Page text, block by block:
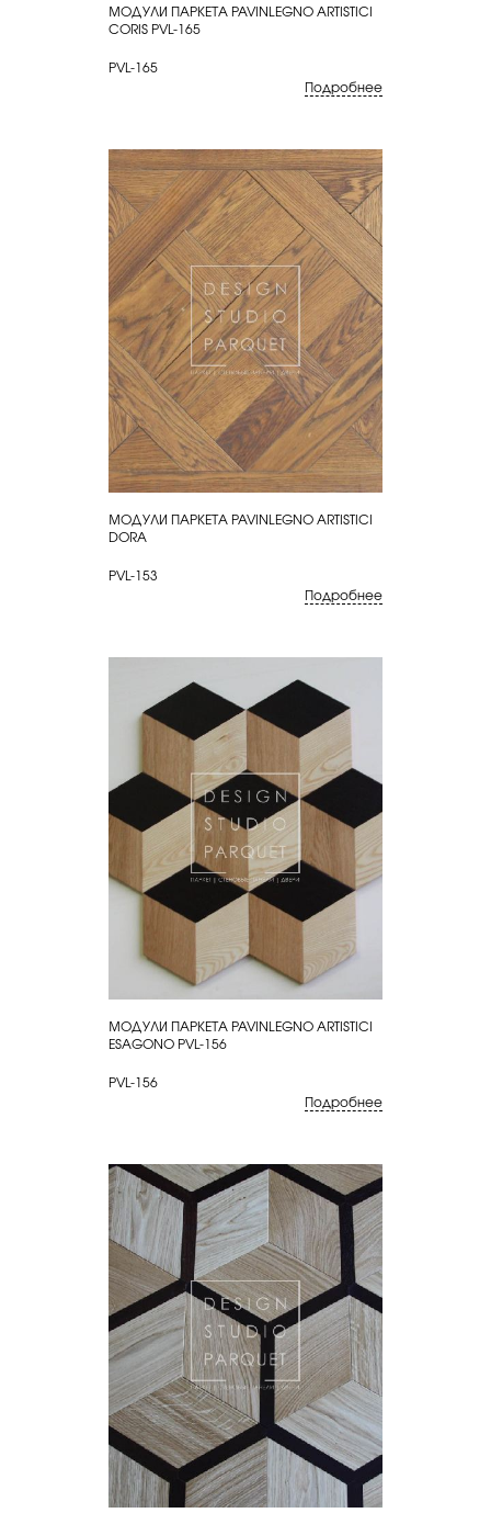
КУПИТЬ
МОДУЛИ ПАРКЕТА PAVINLEGNO ARTISTICI
CORIS PVL-165
PVL-165
Подробнее
КУПИТЬ
МОДУЛИ ПАРКЕТА PAVINLEGNO ARTISTICI
DORA
PVL-153
Подробнее
КУПИТЬ
МОДУЛИ ПАРКЕТА PAVINLEGNO ARTISTICI
ESAGONO PVL-156
PVL-156
Подробнее